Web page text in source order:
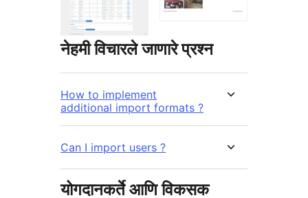
नेहमी विचारले जाणारे प्रश्न
How to implement
additional import formats ?
Can I import users ?
योगदानकर्ते आणि विकसक